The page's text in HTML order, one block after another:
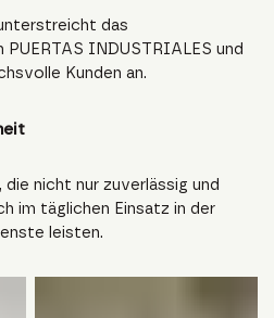
das
INDUSTRIALES und
Kunden an.
die nicht nur zuverlässig und
im täglichen Einsatz in der
leisten.